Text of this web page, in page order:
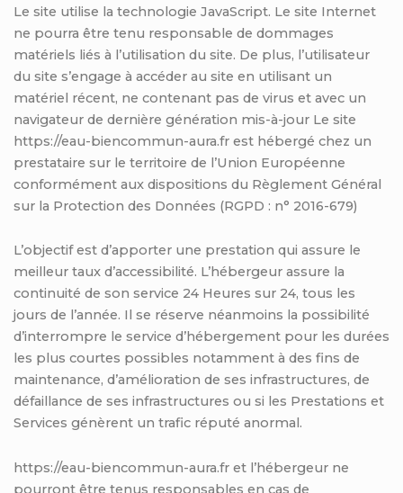
Le site utilise la technologie JavaScript. Le site Internet
ne pourra être tenu responsable de dommages
matériels liés à l’utilisation du site. De plus, l’utilisateur
du site s’engage à accéder au site en utilisant un
matériel récent, ne contenant pas de virus et avec un
navigateur de dernière génération mis-à-jour Le site
https://eau-biencommun-aura.fr est hébergé chez un
prestataire sur le territoire de l’Union Européenne
conformément aux dispositions du Règlement Général
sur la Protection des Données (RGPD : n° 2016-679)
L’objectif est d’apporter une prestation qui assure le
meilleur taux d’accessibilité. L’hébergeur assure la
continuité de son service 24 Heures sur 24, tous les
jours de l’année. Il se réserve néanmoins la possibilité
d’interrompre le service d’hébergement pour les durées
les plus courtes possibles notamment à des fins de
maintenance, d’amélioration de ses infrastructures, de
défaillance de ses infrastructures ou si les Prestations et
Services génèrent un trafic réputé anormal.
https://eau-biencommun-aura.fr et l’hébergeur ne
pourront être tenus responsables en cas de